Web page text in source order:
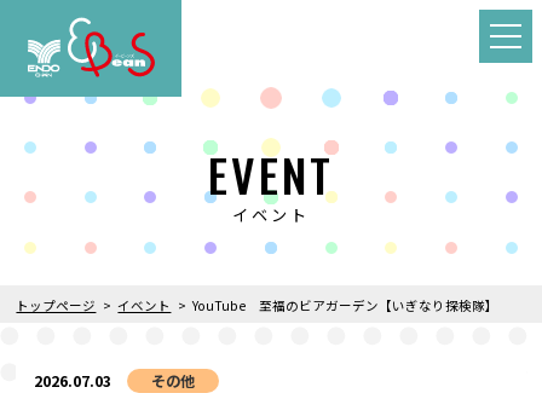
EVENT
イベント
トップページ イベント YouTube 至福のビアガーデン【いぎなり探検隊】
2026.07.03 その他